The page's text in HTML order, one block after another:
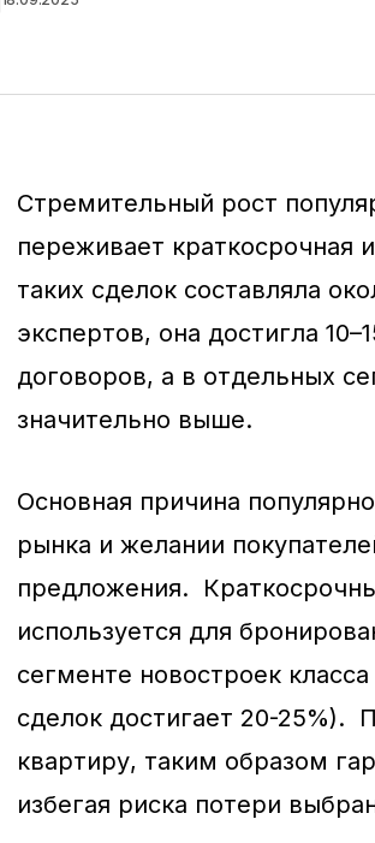
Стремительный рост
переживает краткосрочная
таких сделок составляла
экспертов, она достигла
договоров, а в отдельных
значительно выше.
Основная причина
рынка и желании
предложения.
используется для
сегменте новостроек
сделок достигает 20-25%).
квартиру, таким образом
избегая риска потери